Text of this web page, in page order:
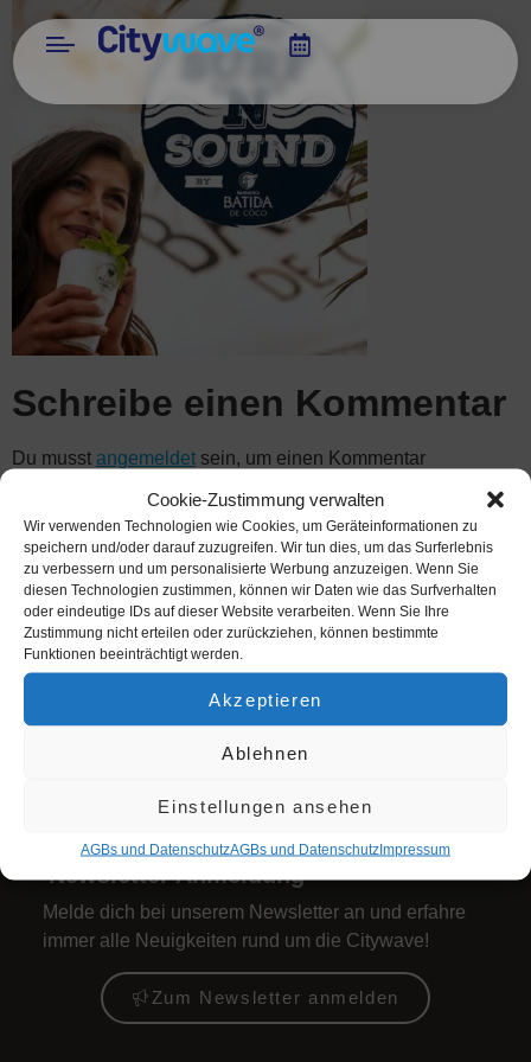
Cookie-Zustimmung verwalten
Wir verwenden Technologien wie Cookies, um Geräteinformationen zu
speichern und/oder darauf zuzugreifen. Wir tun dies, um das Surferlebnis
zu verbessern und um personalisierte Werbung anzuzeigen. Wenn Sie
diesen Technologien zustimmen, können wir Daten wie das Surfverhalten
oder eindeutige IDs auf dieser Website verarbeiten. Wenn Sie Ihre
Zustimmung nicht erteilen oder zurückziehen, können bestimmte
Funktionen beeinträchtigt werden.
Akzeptieren
Ablehnen
Einstellungen ansehen
AGBs und DatenschutzAGBs und DatenschutzImpres­sum
Schreibe einen Kommentar
Du musst angemeldet sein, um einen Kommentar
Öffnungszeiten
Mo bis Do: 9 bis 22 Uhr
Fr: 9 bis 23 Uhr
Sa + Fei: 10 bis 23 Uhr
So: 10 bis 22 Uhr
Juli + August 2026
Newsletter Anmeldung
Melde dich bei unserem Newsletter an und erfahre
immer alle Neuigkeiten rund um die Citywave!
Zum Newsletter anmelden